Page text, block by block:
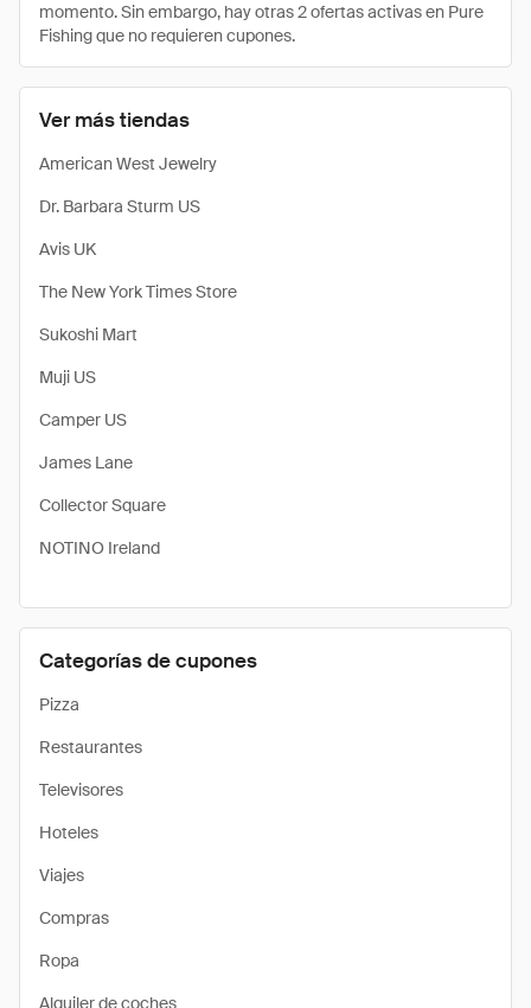
Ver más tiendas
American West Jewelry
Dr. Barbara Sturm US
Avis UK
The New York Times Store
Sukoshi Mart
Muji US
Camper US
James Lane
Collector Square
NOTINO Ireland
Categorías de cupones
Pizza
Restaurantes
Televisores
Hoteles
Viajes
Compras
Ropa
Alquiler de coches
momento. Sin embargo, hay otras 2 ofertas activas en Pure
Fishing que no requieren cupones.